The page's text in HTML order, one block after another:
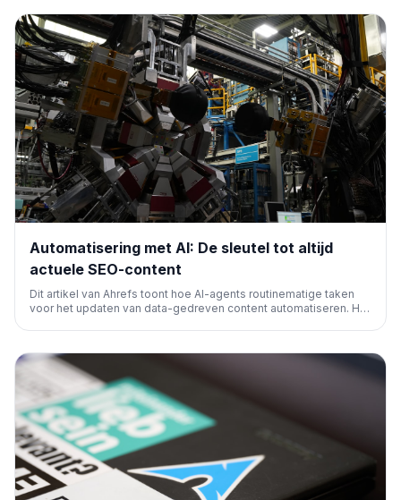
Automatisering met AI: De sleutel tot altijd
actuele SEO-content
Dit artikel van Ahrefs toont hoe AI-agents routinematige taken
voor het updaten van data-gedreven content automatiseren. Het
nuance.